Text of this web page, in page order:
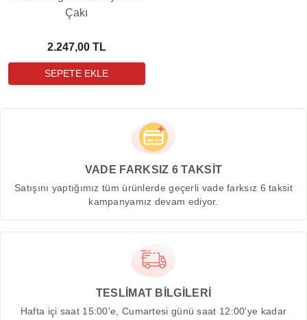
Çakı
2.247,00 TL
VADE FARKSIZ 6 TAKSİT
Satışını yaptığımız tüm ürünlerde geçerli vade farksız 6 taksit
kampanyamız devam ediyor.
TESLİMAT BİLGİLERİ
Hafta içi saat 15:00'e, Cumartesi günü saat 12:00'ye kadar